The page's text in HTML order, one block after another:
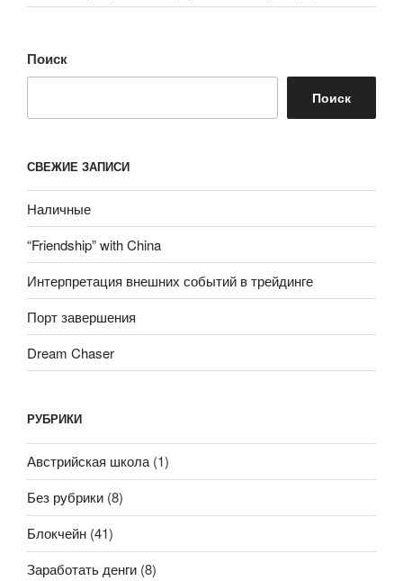
Поиск
Поиск
СВЕЖИЕ ЗАПИСИ
Наличные
“Friendship” with China
Интерпретация внешних событий в трейдинге
Порт завершения
Dream Chaser
РУБРИКИ
Австрийская школа(1)
Без рубрики (8)
Блокчейн (41)
Заработать денги (8)